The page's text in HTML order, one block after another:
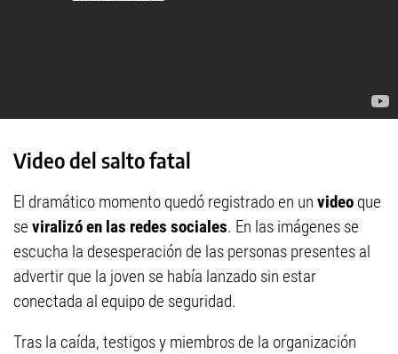
Video del salto fatal
El dramático momento quedó registrado en un video que
se viralizó en las redes sociales. En las imágenes se
escucha la desesperación de las personas presentes al
advertir que la joven se había lanzado sin estar
conectada al equipo de seguridad.
Tras la caída, testigos y miembros de la organización